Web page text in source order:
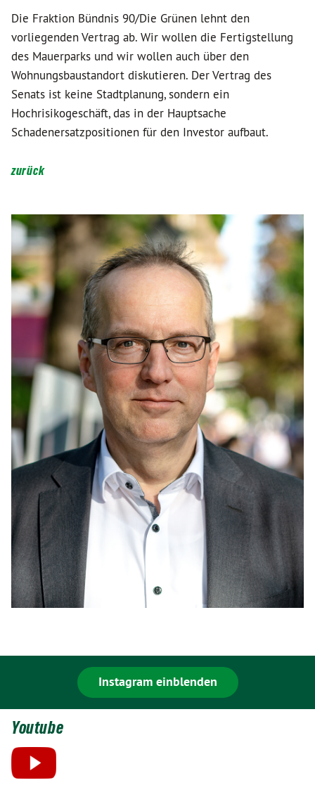
Die Fraktion Bündnis 90/Die Grünen lehnt den
vorliegenden Vertrag ab. Wir wollen die Fertigstellung
des Mauerparks und wir wollen auch über den
Wohnungsbaustandort diskutieren. Der Vertrag des
Senats ist keine Stadtplanung, sondern ein
Hochrisikogeschäft, das in der Hauptsache
Schadenersatzpositionen für den Investor aufbaut.
zurück
Instagram einblenden
Youtube